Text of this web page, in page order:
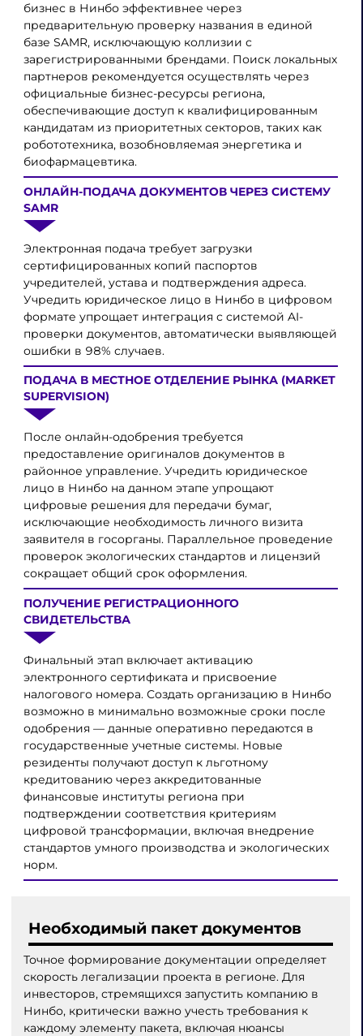
бизнес в Нинбо эффективнее через
предварительную проверку названия в единой
базе SAMR, исключающую коллизии с
зарегистрированными брендами. Поиск локальных
партнеров рекомендуется осуществлять через
официальные бизнес-ресурсы региона,
обеспечивающие доступ к квалифицированным
кандидатам из приоритетных секторов, таких как
робототехника, возобновляемая энергетика и
биофармацевтика.
ОНЛАЙН-ПОДАЧА ДОКУМЕНТОВ ЧЕРЕЗ СИСТЕМУ
SAMR
Электронная подача требует загрузки
сертифицированных копий паспортов
учредителей, устава и подтверждения адреса.
Учредить юридическое лицо в Нинбо в цифровом
формате упрощает интеграция с системой AI-
проверки документов, автоматически выявляющей
ошибки в 98% случаев.
ПОДАЧА В МЕСТНОЕ ОТДЕЛЕНИЕ РЫНКА (MARKET
SUPERVISION)
После онлайн-одобрения требуется
предоставление оригиналов документов в
районное управление. Учредить юридическое
лицо в Нинбо на данном этапе упрощают
цифровые решения для передачи бумаг,
исключающие необходимость личного визита
заявителя в госорганы. Параллельное проведение
проверок экологических стандартов и лицензий
сокращает общий срок оформления.
ПОЛУЧЕНИЕ РЕГИСТРАЦИОННОГО
СВИДЕТЕЛЬСТВА
Финальный этап включает активацию
электронного сертификата и присвоение
налогового номера. Создать организацию в Нинбо
возможно в минимально возможные сроки после
одобрения — данные оперативно передаются в
государственные учетные системы. Новые
резиденты получают доступ к льготному
кредитованию через аккредитованные
финансовые институты региона при
подтверждении соответствия критериям
цифровой трансформации, включая внедрение
стандартов умного производства и экологических
норм.
Необходимый пакет документов
Точное формирование документации определяет
скорость легализации проекта в регионе. Для
инвесторов, стремящихся запустить компанию в
Нинбо, критически важно учесть требования к
каждому элементу пакета, включая нюансы